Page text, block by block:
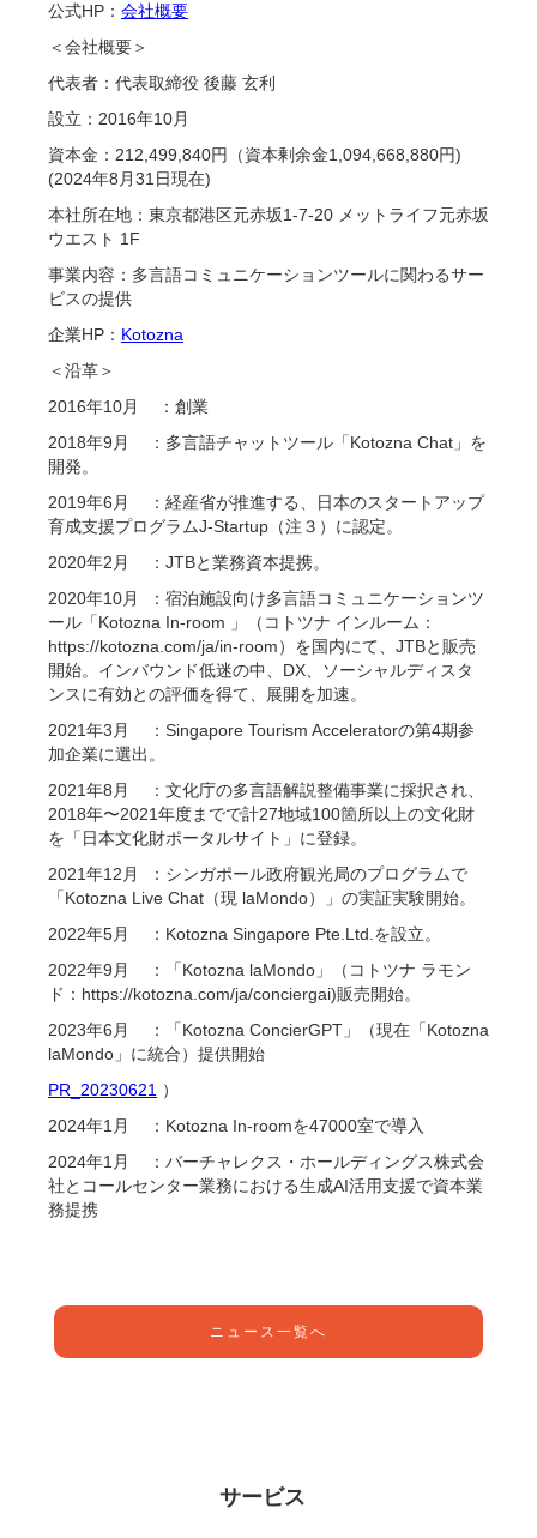
公式HP： 会社概要
＜会社概要＞
代表者：代表取締役 後藤 玄利
設立：2016年10月
資本金：212,499,840円（資本剰余金1,094,668,880円)
(2024年8月31日現在)
本社所在地：東京都港区元赤坂1-7-20 メットライフ元赤坂
ウエスト 1F
事業内容：多言語コミュニケーションツールに関わるサー
ビスの提供
企業HP： Kotozna
＜沿革＞
2016年10月 ：創業
2018年9月 ：多言語チャットツール「Kotozna Chat」を
開発。
2019年6月 ：経産省が推進する、日本のスタートアップ
育成支援プログラムJ-Startup（注３）に認定。
2020年2月 ：JTBと業務資本提携。
2020年10月 ：宿泊施設向け多言語コミュニケーションツ
ール「Kotozna In-room 」（コトツナ インルーム：
https://kotozna.com/ja/in-room）を国内にて、JTBと販売
開始。インバウンド低迷の中、DX、ソーシャルディスタ
ンスに有効との評価を得て、展開を加速。
2021年3月 ：Singapore Tourism Acceleratorの第4期参
加企業に選出。
2021年8月 ：文化庁の多言語解説整備事業に採択され、
2018年〜2021年度までで計27地域100箇所以上の文化財
を「日本文化財ポータルサイト」に登録。
2021年12月 ：シンガポール政府観光局のプログラムで
「Kotozna Live Chat（現 laMondo）」の実証実験開始。
2022年5月 ：Kotozna Singapore Pte.Ltd.を設立。
2022年9月 ：「Kotozna laMondo」（コトツナ ラモン
ド：https://kotozna.com/ja/conciergai)販売開始。
2023年6月 ：「Kotozna ConcierGPT」（現在「Kotozna
laMondo」に統合）提供開始
PR_20230621 ）
2024年1月 ：Kotozna In-roomを47000室で導入
2024年1月 ：バーチャレクス・ホールディングス株式会
社とコールセンター業務における生成AI活用支援で資本業
務提携
ニュース一覧へ
サービス